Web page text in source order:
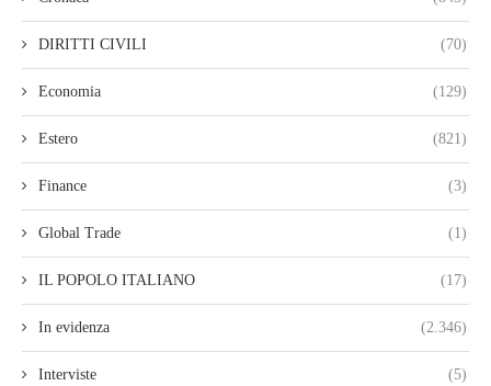
DIRITTI CIVILI (70)
Economia (129)
Estero (821)
Finance (3)
Global Trade (1)
IL POPOLO ITALIANO (17)
In evidenza (2.346)
Interviste (5)